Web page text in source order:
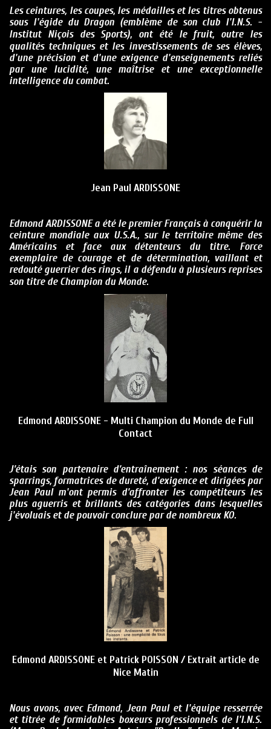
Les ceintures, les coupes, les médailles et les titres obtenus
sous l'égide du Dragon (emblème de son club l'I.N.S. -
Institut Niçois desSports), ont été le fruit, outre les
qualités techniques et les investissements de ses élèves,
d'une précision et d'une exigence d'enseignements reliés
par une lucidité, une maîtrise et une exceptionnelle
intelligence du combat.
Jean Paul ARDISSONE
Edmond ARDISSONE a été le premier Français à conquérir la
ceinture mondiale aux U.S.A., sur le territoire même des
Américains et face aux détenteurs du titre. Force
exemplaire de courage et de détermination, vaillant et
redouté guerrier des rings, il a défendu à plusieurs reprises
son titre deChampion du Monde.
Edmond ARDISSONE - Multi Champion du Monde de Full
Contact
J’étais son partenaire d’entraînement : nos séances de
sparrings, formatrices de dureté, d'exigence et dirigées par
Jean Paul m'ont permis d’affronter les compétiteurs les
plus aguerris et brillants des catégories dans lesquelles
j'évoluais et de pouvoir conclure par de nombreux KO.
Edmond ARDISSONE et Patrick POISSON / Extrait article de
Nice Matin
Nous avons, avec Edmond, Jean Paul et l'équipe resserrée
et titrée de formidables boxeurs professionnels de l'I.N.S.